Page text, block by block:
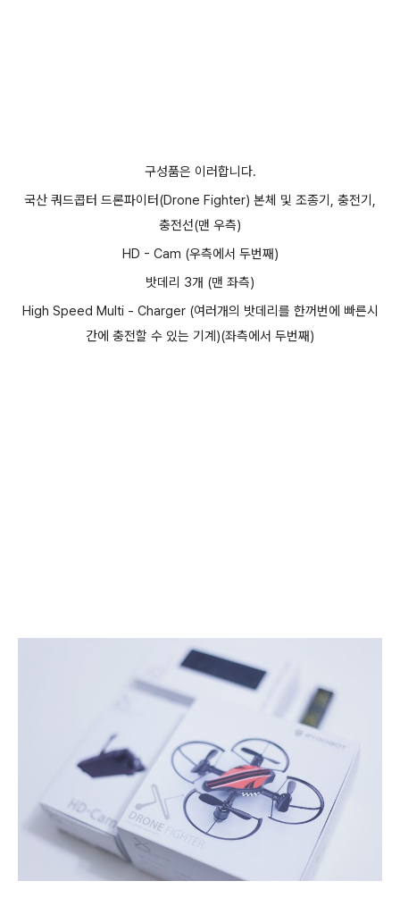
구성품은 이러합니다.
국산 쿼드콥터 드론파이터(Drone Fighter) 본체 및 조종기, 충전기,
충전선(맨 우측)
HD - Cam (우측에서 두번째)
밧데리 3개 (맨 좌측)
High Speed Multi - Charger (여러개의 밧데리를 한꺼번에 빠른시
간에 충전할 수 있는 기계)(좌측에서 두번째)